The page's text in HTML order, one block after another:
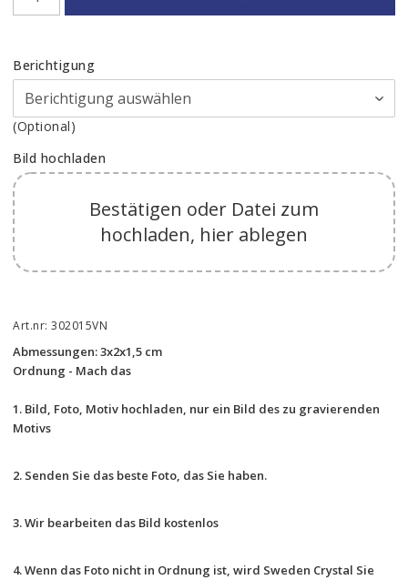
Berichtigung
(Optional)
Bild hochladen
Bestätigen oder Datei zum
hochladen, hier ablegen
Art.nr: 302015VN
Abmessungen: 3x2x1,5 cm
Ordnung - Mach das
1. Bild, Foto, Motiv hochladen, nur ein Bild des zu gravierenden
Motivs
2. Senden Sie das beste Foto, das Sie haben.
3. Wir bearbeiten das Bild kostenlos
4. Wenn das Foto nicht in Ordnung ist, wird Sweden Crystal Sie